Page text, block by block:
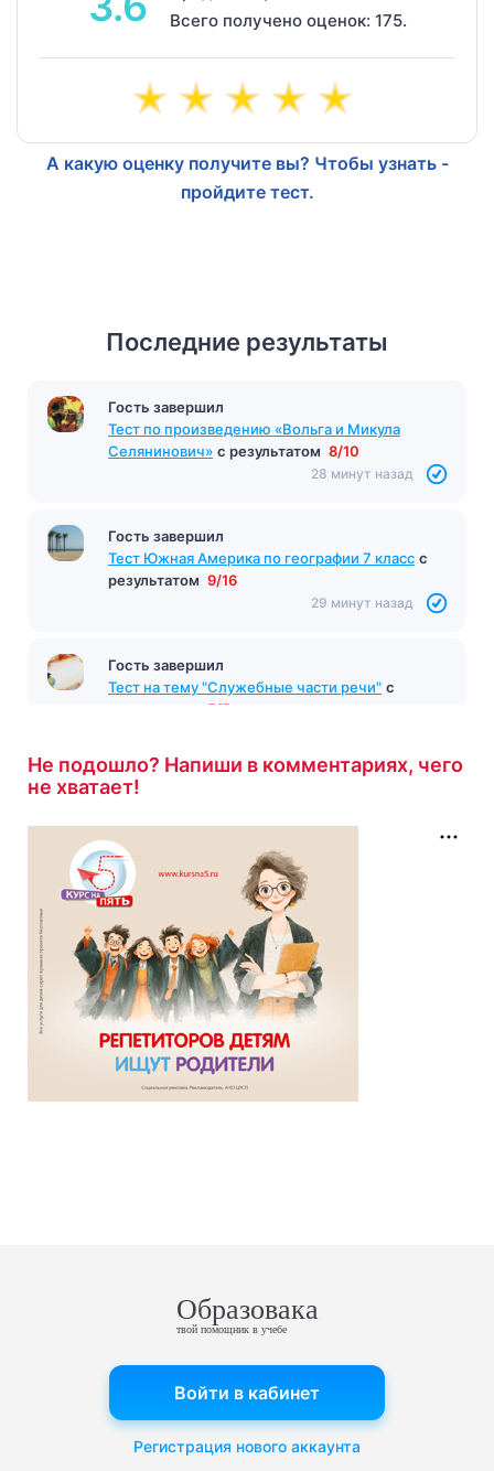
Всего получено оценок: 175.
А какую оценку получите вы? Чтобы узнать -
пройдите тест.
Последние результаты
Гость завершил
Тест по произведению «Вольга и Микула
Селянинович» с результатом 8/10
28 минут назад
Гость завершил
Тест Южная Америка по географии 7 класс с
результатом 9/16
29 минут назад
Гость завершил
Тест на тему "Служебные части речи" с
5/5
Не подошло? Напиши в комментариях, чего
не хватает!
Образовака
твой помощник в учебе
Войти в кабинет
Регистрация нового аккаунта